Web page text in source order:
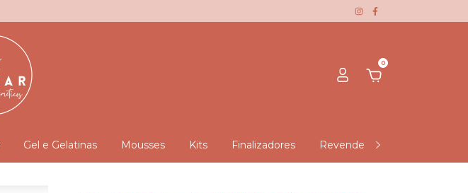
0
Gel e Gelatinas Mousses Kits Finalizadores Revendedora Negra Rosa -